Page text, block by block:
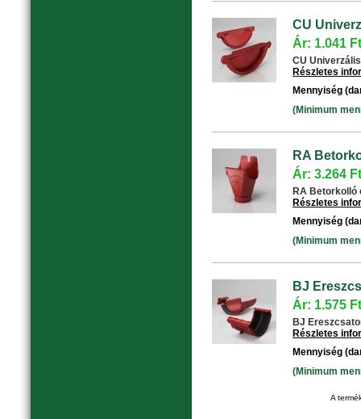
CU
Ár: 1.041
CU
Részletes
Mennyiség
(Minimum
RA
Ár: 3.264
RA Betorkolló
Részletes
Mennyiség
(Minimum
BJ
Ár: 1.575
BJ
Részletes
Mennyiség
(Minimum
A